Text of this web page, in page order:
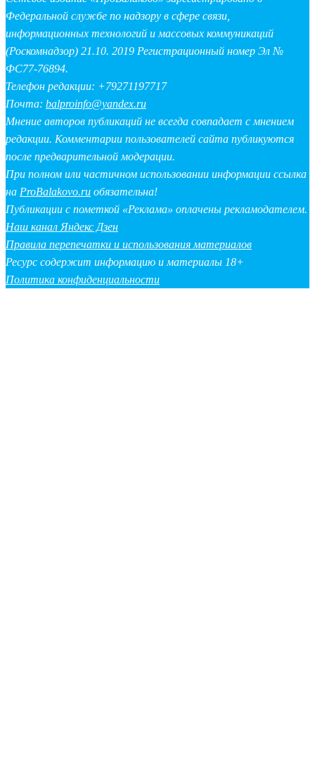
Федеральной службе по надзору в сфере связи,
информационных технологий и массовых коммуникаций
(Роскомнадзор) 21.10. 2019 Регистрационный номер Эл №
ФС77-76894.
Телефон редакции: +79271197717
Почта: balproinfo@yandex.ru
Мнение авторов публикаций не всегда совпадает с мнением
редакции. Комментарии пользователей сайта публикуются
после предварительной модерации.
При полном или частичном использовании информации ссылка
на ProBalakovo.ru обязательна!
Публикации с пометкой «Реклама» оплачены рекламодателем.
Наш канал Яндекс Дзен
Правила перепечатки и использования материалов
Ресурс содержит информацию и материалы 18+
Политика конфиденциальности